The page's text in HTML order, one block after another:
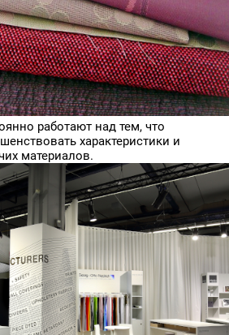
работают над тем, что
характеристики и
материалов.